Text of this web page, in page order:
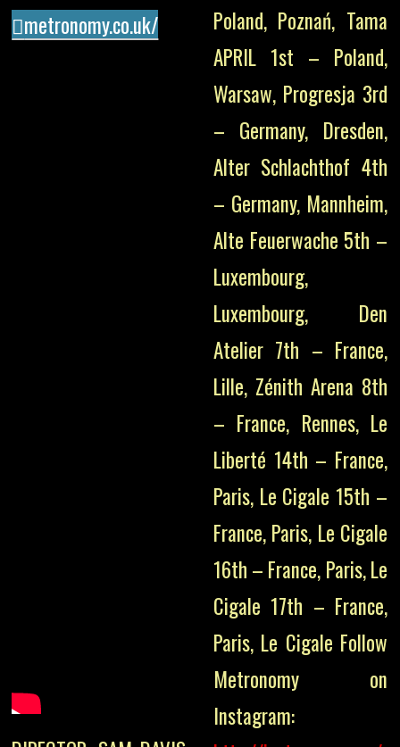
metronomy.co.uk/
Poland, Poznań, Tama
APRIL 1st – Poland,
Warsaw, Progresja 3rd
– Germany, Dresden,
Alter Schlachthof 4th
– Germany, Mannheim,
Alte Feuerwache 5th –
Luxembourg,
Luxembourg, Den
Atelier 7th – France,
Lille, Zénith Arena 8th
– France, Rennes, Le
Liberté 14th – France,
Paris, Le Cigale 15th –
France, Paris, Le Cigale
16th – France, Paris, Le
Cigale 17th – France,
Paris, Le Cigale Follow
Metronomy on
Instagram: